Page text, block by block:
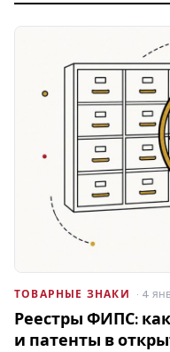
ТОВАРНЫЕ ЗНАКИ · 4
Реестры ФИПС:
и патенты в